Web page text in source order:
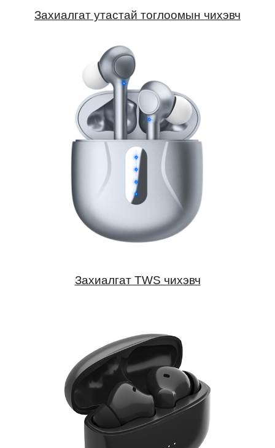
Захиалгат утастай тоглоомын чихэвч
Захиалгат TWS чихэвч